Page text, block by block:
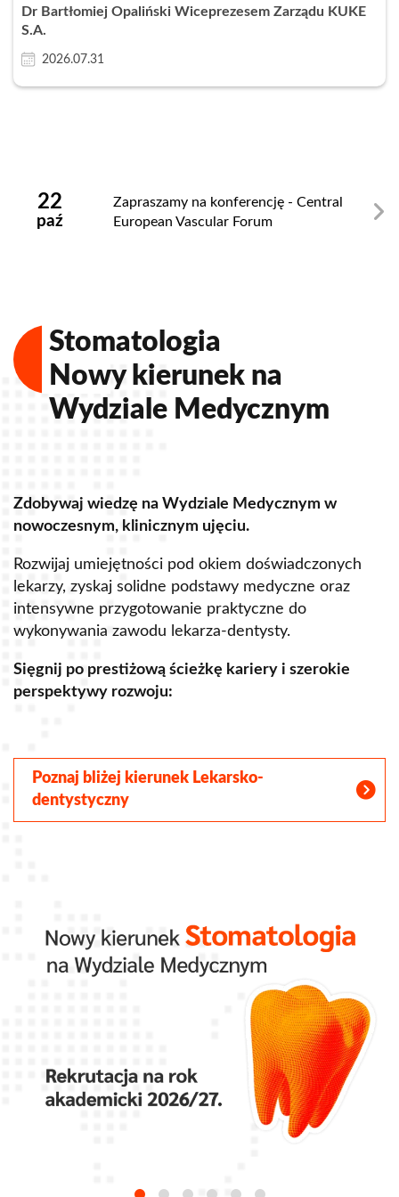
Dr Bartłomiej Opaliński Wiceprezesem Zarządu KUKE
S.A.
2026.07.31
22
paź
Zapraszamy na konferencję - Central
European Vascular Forum
Stomatologia
Nowy kierunek na
Wydziale Medycznym
Zdobywaj wiedzę na Wydziale Medycznym w
nowoczesnym, klinicznym ujęciu.
Rozwijaj umiejętności pod okiem doświadczonych
lekarzy, zyskaj solidne podstawy medyczne oraz
intensywne przygotowanie praktyczne do
wykonywania zawodu lekarza-dentysty.
Sięgnij po prestiżową ścieżkę kariery i szerokie
perspektywy rozwoju:
Poznaj bliżej kierunek Lekarsko-
dentystyczny